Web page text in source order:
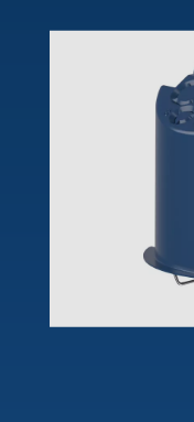
Smart Home
Détecteurs
Spots LED
Contrôle du
Solutions
Commande
Médiathèque
Catalogues
Theben AG